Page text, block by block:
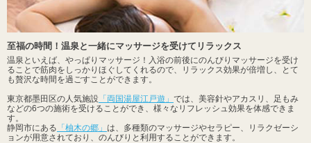
至福の時間！温泉と一緒にマッサージを受けてリラックス
温泉といえば、やっぱりマッサージ！入浴の前後にのんびりマッサージを受け
ることで筋肉をしっかりほぐしてくれるので、リラックス効果が倍増し、とて
も贅沢な時間を過ごすことができます。
東京都墨田区の人気施設 「両国湯屋江戸遊」 では、美容針やアカスリ、足もみ
などの6つの施術を受けることができ、様々なリフレッシュ効果を体感できま
す。
静岡市にある 「柚木の郷」 は、多種類のマッサージやセラピー、リラクゼーシ
ョンが用意されており、のんびりと利用することができます。